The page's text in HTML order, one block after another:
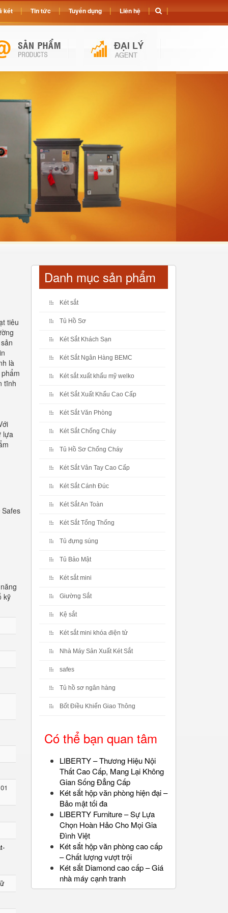
tiêu
là
tĩnh
lựa
kỹ
Danh mục sản phẩm
Két sắt
Tủ Hồ Sơ
Két Sắt Khách Sạn
Két Sắt Ngân Hàng BEMC
Két sắt xuất khẩu mỹ welko
Két Sắt Xuất Khẩu Cao Cấp
Két Sắt Văn Phòng
Két Sắt Chống Cháy
Tủ Hồ Sơ Chống Cháy
Két Sắt Vân Tay Cao Cấp
Két Sắt Cánh Đúc
Két Sắt An Toàn
Két Sắt Tổng Thống
Tủ đựng súng
Tủ Bảo Mật
Két sắt mini
Giường Sắt
Kệ sắt
Két sắt mini khóa điện tử
Nhà Máy Sản Xuất Két Sắt
safes
Tủ hồ sơ ngân hàng
Bốt Điều Khiển Giao Thông
Có thể bạn quan tâm
LIBERTY – Thương Hiệu Nội
Thất Cao Cấp, Mang Lại Không
Gian Sống Đẳng Cấp
Két sắt hộp văn phòng hiện đại –
Bảo mật tối đa
LIBERTY Furniture – Sự Lựa
Chọn Hoàn Hảo Cho Mọi Gia
Đình Việt
Két sắt hộp văn phòng cao cấp
– Chất lượng vượt trội
Két sắt Diamond cao cấp – Giá
nhà máy cạnh tranh
két Tin tức Tuyển dụng Liên hệ